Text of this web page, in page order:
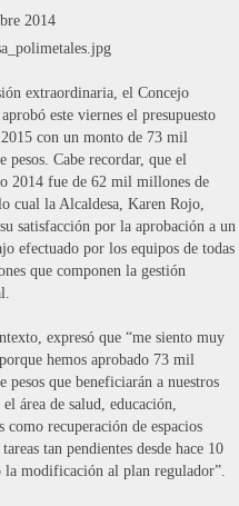
2014
extraordinaria, el Concejo
este viernes el presupuesto
con un monto de 73 mil
pesos. Cabe recordar, que el
2014 fue de 62 mil millones de
cual la Alcaldesa, Karen Rojo,
satisfacción por la aprobación a un
efectuado por los equipos de todas
que componen la gestión
expresó que “me siento muy
hemos aprobado 73 mil
pesos que beneficiarán a nuestros
el área de salud, educación,
como recuperación de espacios
tan pendientes desde hace 10
la modificación al plan regulador”.